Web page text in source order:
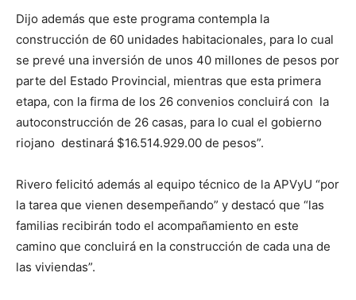
Dijo además que este programa contempla la
construcción de 60 unidades habitacionales, para lo cual
se prevé una inversión de unos 40 millones de pesos por
parte del Estado Provincial, mientras que esta primera
etapa, con la firma de los 26 convenios concluirá con la
autoconstrucción de 26 casas, para lo cual el gobierno
riojano destinará $16.514.929.00 de pesos”.
Rivero felicitó además al equipo técnico de la APVyU “por
la tarea que vienen desempeñando” y destacó que “las
familias recibirán todo el acompañamiento en este
camino que concluirá en la construcción de cada una de
las viviendas”.